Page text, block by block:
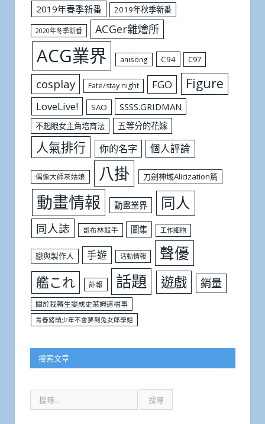
2019年春季新番
2019年秋季新番
2020年冬季新番 ACGer雜燴所
ACG業界 anisong C94 C97
cosplay Fate/stay night FGO Figure
LoveLive! SAO SSSS.GRIDMAN
不起眼女主角培育法 五等分的花嫁
人氣排行 你的名字 個人評論
偶像大師灰姑娘 八掛 刀劍神域Alicization篇
動畫情報 動畫業界 同人
同人誌 哥布林殺手 圖集 工作細胞
戀與製作人 手遊 活動情報 聲優
艦これ 訃報 話題 遊戲 銷量
關於我轉生變成史萊姆這檔事
青春豬頭少年不會夢到兔女郎學姐
搜索文章